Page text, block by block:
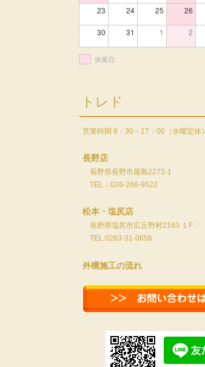
23 24 25 26
30 31 1 2
休業日
トレド
営業時間 8：30～17：00（水曜定休）
長野店
長野県長野市屋島2273-1
TEL：026-266-9522
松本・塩尻店
長野県塩尻市広丘野村2163 １F
TEL 0263-31-0656
外構施工の流れ